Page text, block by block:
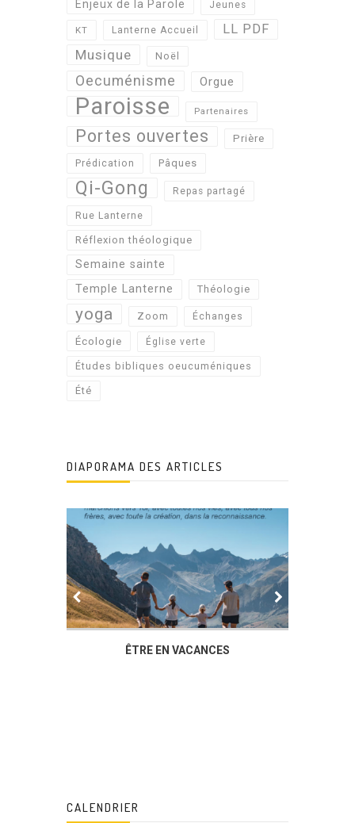
Enjeux de la Parole Jeunes
KT Lanterne Accueil LL PDF
Musique Noël
Oecuménisme Orgue
Paroisse Partenaires
Portes ouvertes Prière
Prédication Pâques
Qi-Gong Repas partagé
Rue Lanterne
Réflexion théologique
Semaine sainte
Temple Lanterne
Théologie
yoga Zoom Échanges
Écologie Église verte
Études bibliques oeucuméniques
Été
DIAPORAMA DES ARTICLES
ÊTRE EN VACANCES
CALENDRIER